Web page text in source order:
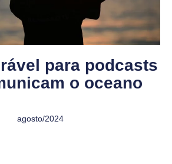
para podcasts
o oceano
agosto/2024